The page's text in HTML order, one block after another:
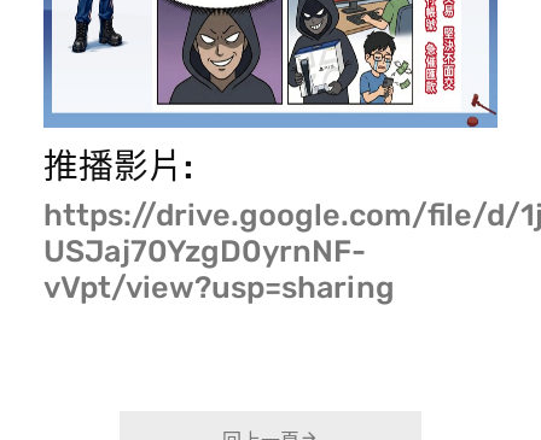
推播影片:
https://drive.google.com/file/d/
USJaj70YzgD0yrnNF-
vVpt/view?usp=sharing